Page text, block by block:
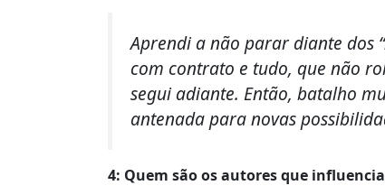
Aprendi a não parar diante dos
com contrato e tudo, que não
segui adiante. Então, batalho
antenada para novas
4: Quem são os autores que